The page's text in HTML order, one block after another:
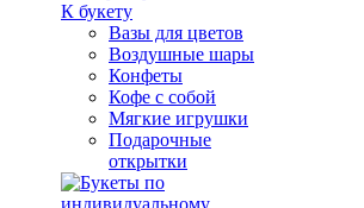
К букету
Вазы для цветов
Воздушные шары
Конфеты
Кофе с собой
Мягкие игрушки
Подарочные
открытки